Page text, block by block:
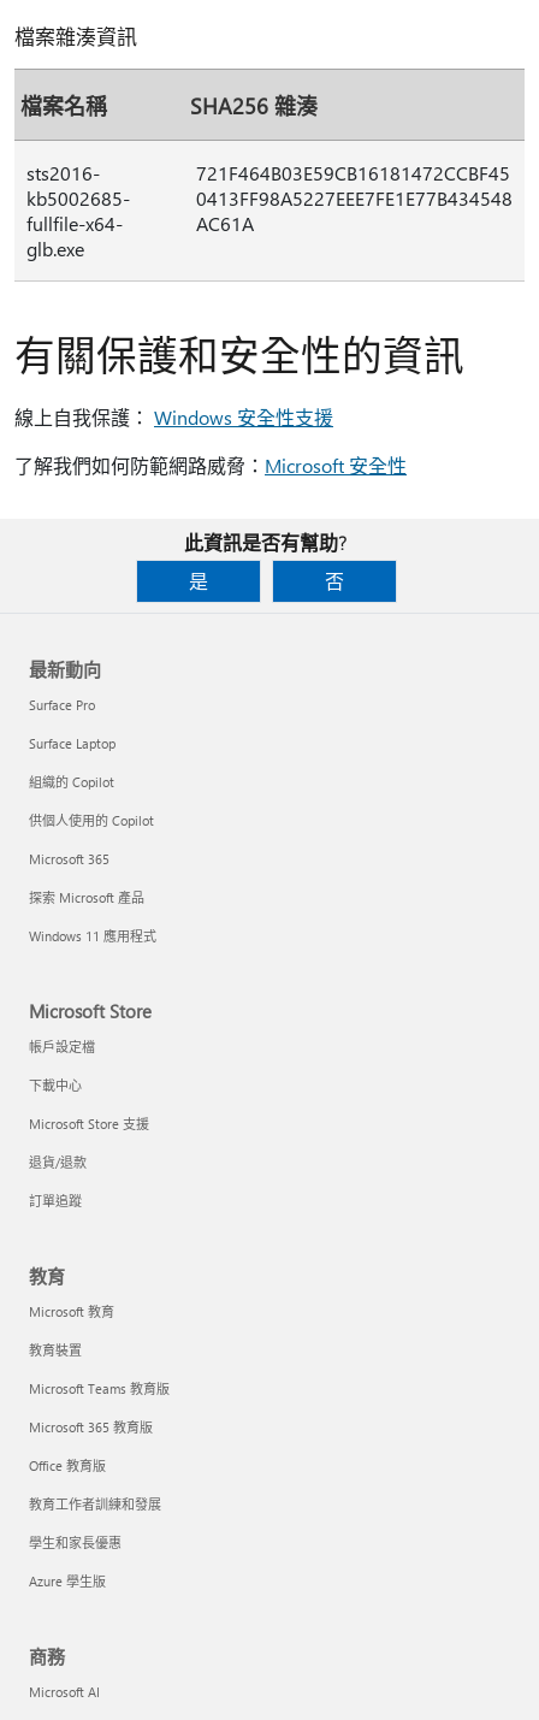
檔案雜湊資訊
檔案名稱 SHA256 雜湊
sts2016-
kb5002685-
fullfile-x64-
glb.exe
721F464B03E59CB16181472CCBF45
0413FF98A5227EEE7FE1E77B434548
AC61A
有關保護和安全性的資訊
線上自我保護： Windows 安全性支援
了解我們如何防範網路威脅： Microsoft 安全性
此資訊是否有幫助?
是
否
最新動向
Surface Pro
Surface Laptop
組織的 Copilot
供個人使用的 Copilot
Microsoft 365
探索 Microsoft 產品
Windows 11 應用程式
Microsoft Store
帳戶設定檔
下載中心
Microsoft Store 支援
退貨/退款
訂單追蹤
教育
Microsoft 教育
教育裝置
Microsoft Teams 教育版
Microsoft 365 教育版
Office 教育版
教育工作者訓練和發展
學生和家長優惠
Azure 學生版
商務
Microsoft AI